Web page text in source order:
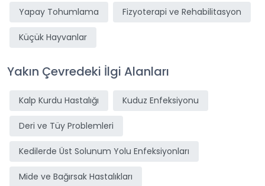
Yapay Tohumlama Fizyoterapi ve Rehabilitasyon
Küçük Hayvanlar
Yakın Çevredeki İlgi Alanları
Kalp Kurdu Hastalığı Kuduz Enfeksiyonu
Deri ve Tüy Problemleri
Kedilerde Üst Solunum Yolu Enfeksiyonları
Mide ve Bağırsak Hastalıkları